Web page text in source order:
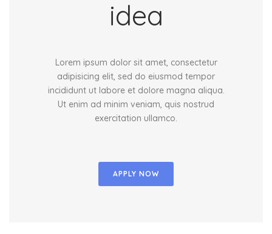
idea
Lorem ipsum dolor sit amet, consectetur
adipisicing elit, sed do eiusmod tempor
incididunt ut labore et dolore magna aliqua.
Ut enim ad minim veniam, quis nostrud
exercitation ullamco.
APPLY NOW